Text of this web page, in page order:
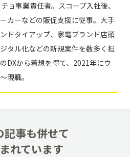
ョ事業責任者。スコープ入社後、
カーなどの販促支援に従事。大手
ドタイアップ、家電ブランド店頭
タル化などの新規案件を数多く担
DXから着想を得て、2021年にウ
現職。
記事も併せて
れています